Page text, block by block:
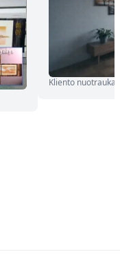
Kliento nuotrauka